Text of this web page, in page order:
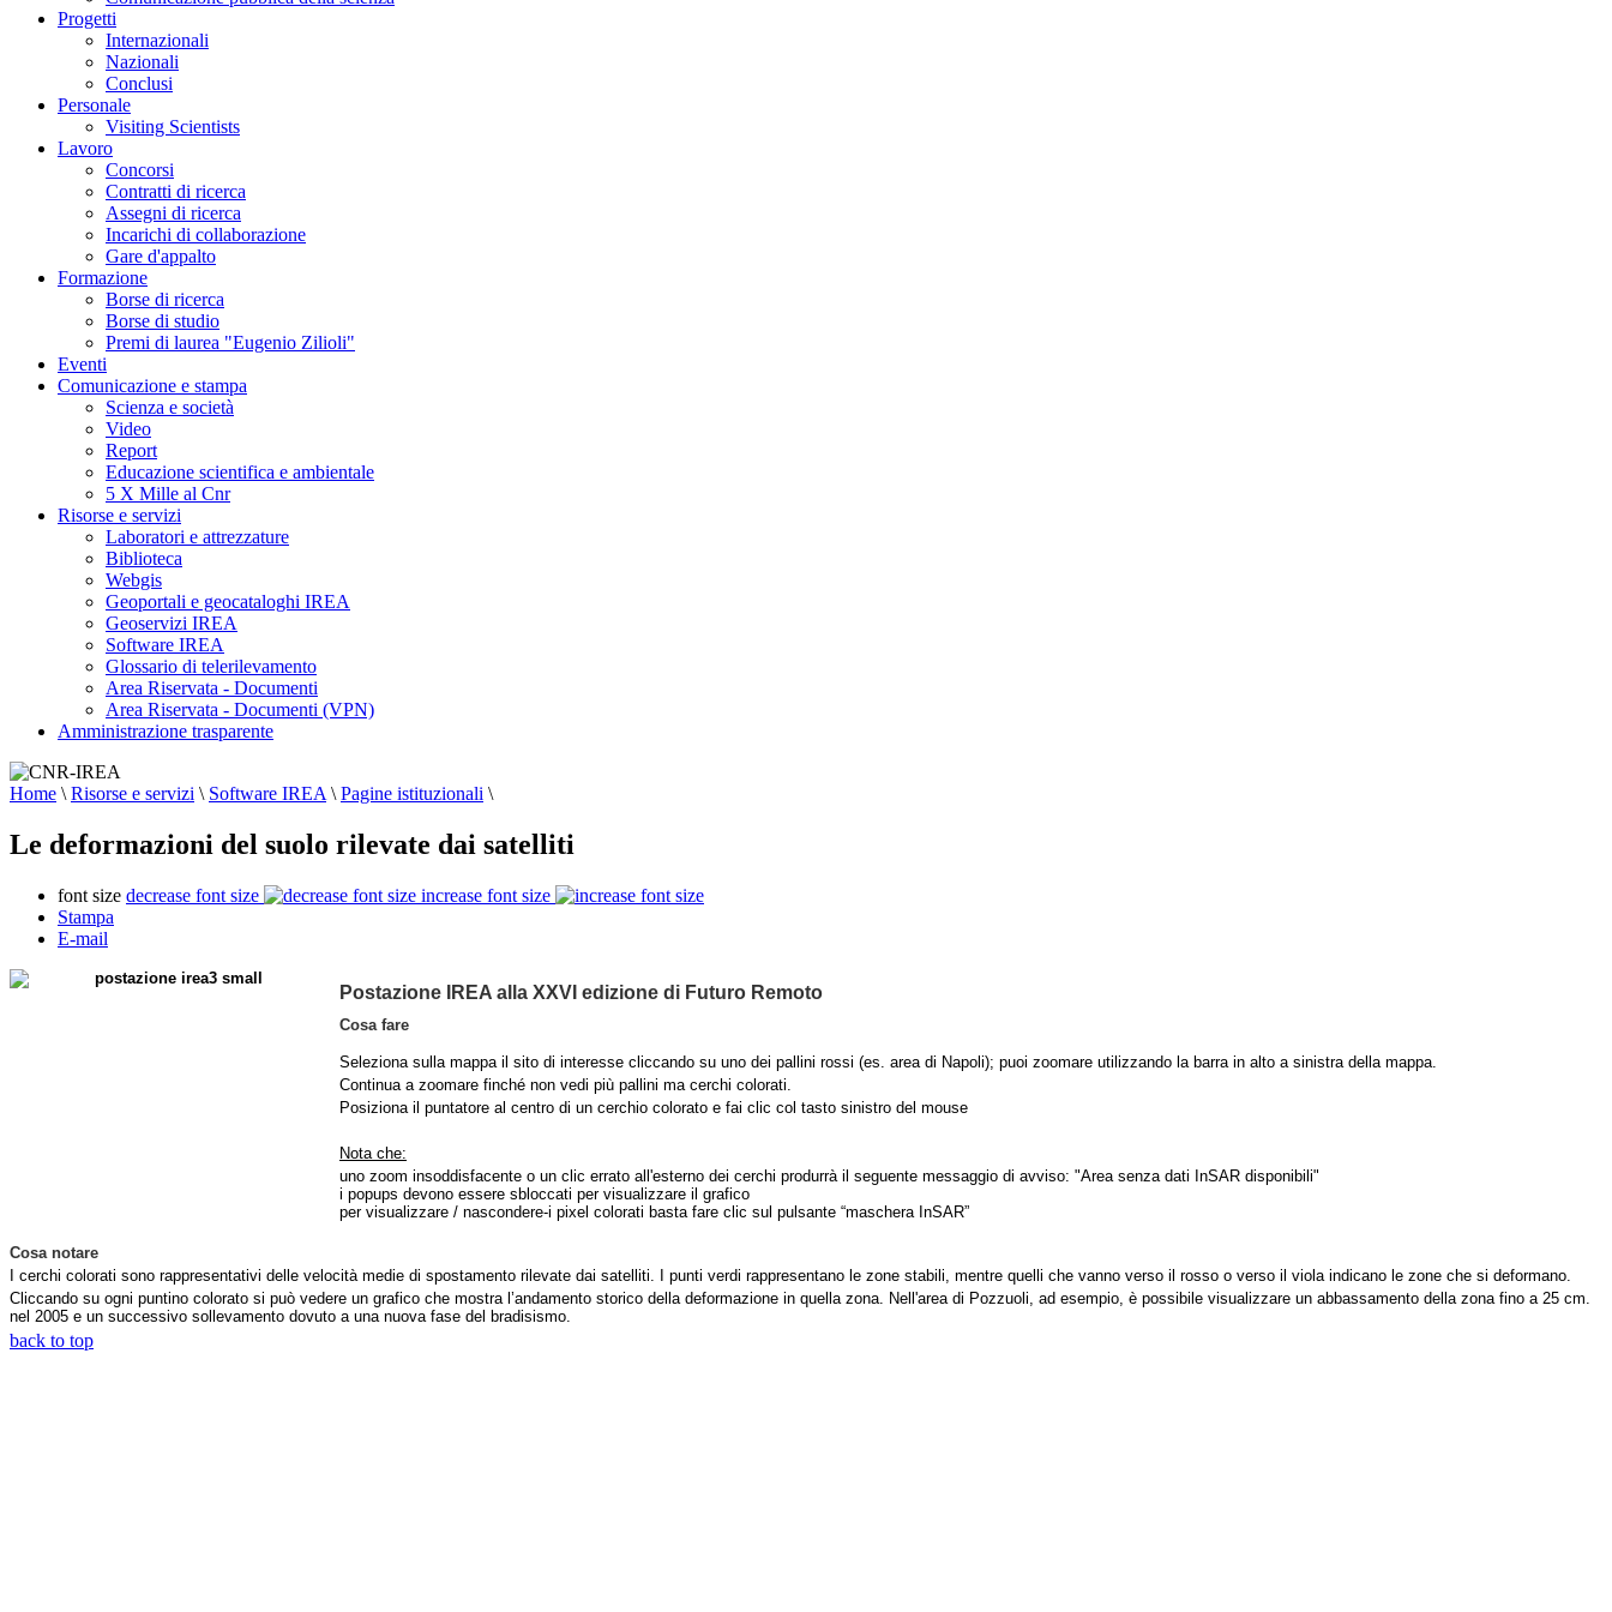
Progetti
Internazionali
Nazionali
Conclusi
Personale
Visiting Scientists
Lavoro
Concorsi
Contratti di ricerca
Assegni di ricerca
Incarichi di collaborazione
Gare d'appalto
Formazione
Borse di ricerca
Borse di studio
Premi di laurea "Eugenio Zilioli"
Eventi
Comunicazione e stampa
Scienza e società
Video
Report
Educazione scientifica e ambientale
5 X Mille al Cnr
Risorse e servizi
Laboratori e attrezzature
Biblioteca
Webgis
Geoportali e geocataloghi IREA
Geoservizi IREA
Software IREA
Glossario di telerilevamento
Area Riservata - Documenti
Area Riservata - Documenti (VPN)
Amministrazione trasparente
Home \ Risorse e servizi \ Software IREA \ Pagine istituzionali \
Le deformazioni del suolo rilevate dai satelliti
font size decrease font size
increase font size
Stampa
E-mail
Postazione IREA alla XXVI edizione di Futuro Remoto
Cosa fare
Seleziona sulla mappa il sito di interesse cliccando su uno dei pallini rossi (es. area di Napoli); puoi zoomare utilizzando la barra in alto a sinistra della mappa.
Continua a zoomare finché non vedi più pallini ma cerchi colorati.
Posiziona il puntatore al centro di un cerchio colorato e fai clic col tasto sinistro del mouse
Nota che:
uno zoom insoddisfacente o un clic errato all'esterno dei cerchi produrrà il seguente messaggio di avviso: "Area senza dati InSAR disponibili"
i popups devono essere sbloccati per visualizzare il grafico
per visualizzare / nascondere-i pixel colorati basta fare clic sul pulsante “maschera InSAR”
Cosa notare
I cerchi colorati sono rappresentativi delle velocità medie di spostamento rilevate dai satelliti. I punti verdi rappresentano le zone stabili, mentre quelli che vanno verso il rosso o verso il viola indicano le zone che si deformano.
Cliccando su ogni puntino colorato si può vedere un grafico che mostra l’andamento storico della deformazione in quella zona. Nell'area di Pozzuoli, ad esempio, è possibile visualizzare un abbassamento della zona fino a 25 cm.
nel 2005 e un successivo sollevamento dovuto a una nuova fase del bradisismo.
back to top